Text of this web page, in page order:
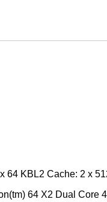
64 KBL2 Cache: 2 x
64 X2 Dual Core